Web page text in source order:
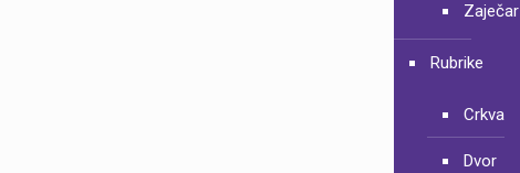
Zaječar
Rubrike
Crkva
Dvor